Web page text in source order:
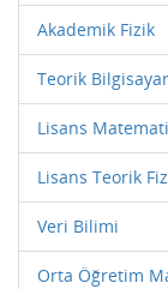
Akademik Fizik
Teorik
Lisans
Lisans Teorik
Veri Bilimi
Orta Öğretim